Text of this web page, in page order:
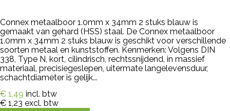
Connex metaalboor 1.0mm x 34mm 2 stuks blauw is
gemaakt van gehard (HSS) staal. De Connex metaalboor
1.0mm x 34mm 2 stuks blauw is geschikt voor verschillende
soorten metaal en kunststoffen. Kenmerken: Volgens DIN
338, Type N, kort, cilindrisch, rechtssnijdend, in massief
materiaal, precisiegeslepen, uitermate langelevensduur,
schachtdiameter is gelijk...
€ 1,49 incl. btw
€ 1,23 excl. btw